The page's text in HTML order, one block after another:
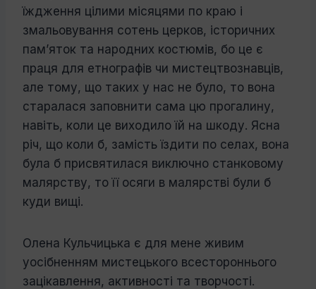
їждження цілими місяцями по краю і
змальовування сотень церков, істо­ричних
пам’яток та народних костюмів, бо це є
праця для етнографів чи мистецтво­знавців,
але тому, що таких у нас не було, то вона
старалася заповнити сама цю про­галину,
навіть, коли це виходило їй на шкоду. Ясна
річ, що коли б, замість їздити по селах, вона
була б присвятилася ви­ключно станковому
малярству, то її осяги в малярстві були б
куди вищі.
Олена Кульчицька є для мене живим
уосібненням мистецького всестороннього
зацікавлення, активності та творчості.